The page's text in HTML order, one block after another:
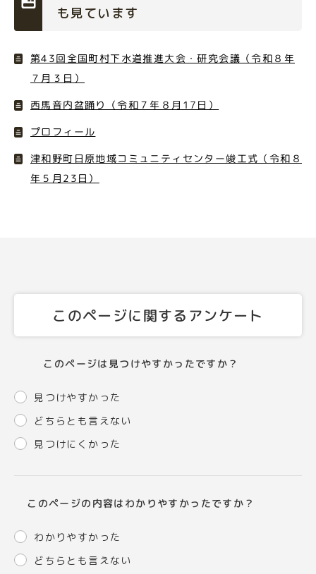
も見ています
第43回全国町村下水道推進大会・研究会議（令和８年
７月３日）
西馬音内盆踊り（令和７年８月17日）
プロフィール
津和野町日原地域コミュニティセンター竣工式（令和８
年５月23日）
このページに関するアンケート
このページは見つけやすかったですか？
見つけやすかった
どちらとも言えない
見つけにくかった
このページの内容はわかりやすかったですか？
わかりやすかった
どちらとも言えない